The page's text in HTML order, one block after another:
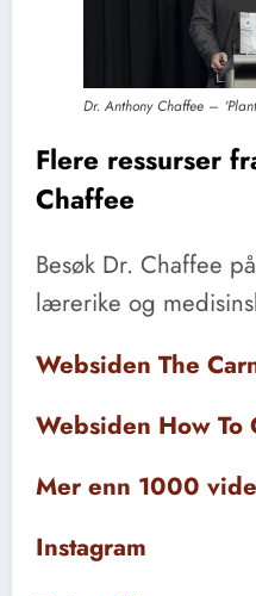
Dr. Anthony Chaffee –
Flere ressurser
Chaffee
Besøk Dr. Chaffee
lærerike og
Websiden The
Websiden How To
Mer enn 1000
Instagram